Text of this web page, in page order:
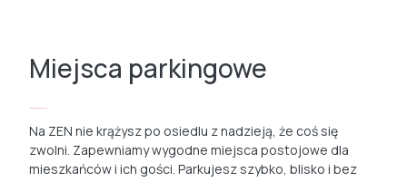
Miejsca parkingowe
Na ZEN nie krążysz po osiedlu z nadzieją, że coś się
zwolni. Zapewniamy wygodne miejsca postojowe dla
mieszkańców i ich gości. Parkujesz szybko, blisko i bez